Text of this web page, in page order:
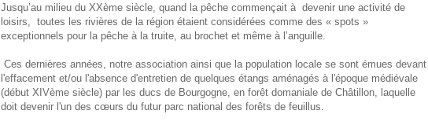
Jusqu’au milieu du XXème siècle, quand la pêche commençait à devenir une activité de
loisirs, toutes les rivières de la région étaient considérées comme des « spots »
exceptionnels pour la pêche à la truite, au brochet et même à l’anguille.
Ces dernières années, notre association ainsi que la population locale se sont émues devant
l'effacement et/ou l'absence d'entretien de quelques étangs aménagés à l'époque médiévale
(début XIVème siècle) par les ducs de Bourgogne, en forêt domaniale de Châtillon, laquelle
doit devenir l'un des cœurs du futur parc national des forêts de feuillus.